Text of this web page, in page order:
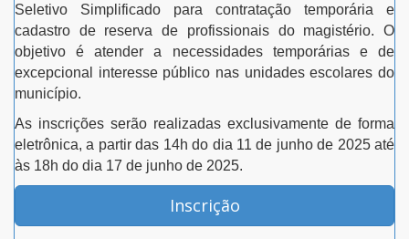
Seletivo Simplificado para contratação temporária e
cadastro de reserva de profissionais do magistério. O
objetivo é atender a necessidades temporárias e de
excepcional interesse público nas unidades escolares do
município.
As inscrições serão realizadas exclusivamente de forma
eletrônica, a partir das 14h do dia 11 de junho de 2025 até
às 18h do dia 17 de junho de 2025.
Inscrição